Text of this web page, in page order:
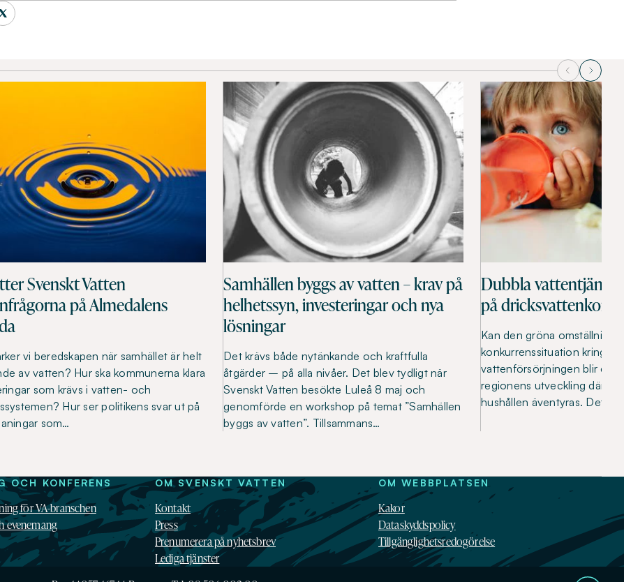
Svenskt Vatten
på Almedalens
vi beredskapen när samhället är helt
av vatten? Hur ska kommunerna klara
som krävs i vatten- och
Hur ser politikens svar ut på
som…
Samhällen byggs av vatten – krav på
helhetssyn, investeringar och nya
lösningar
Det krävs både nytänkande och kraftfulla
åtgärder – på alla nivåer. Det blev tydligt när
Svenskt Vatten besökte Luleå 8 maj och
genomförde en workshop på temat ”Samhällen
byggs av vatten”. Tillsammans…
Dubbla
på
Kan den gröna
konkurrenssituation kring
vattenförsörjningen blir en
regionens utveckling där
hushållen äventyras. Det
OCH KONFERENS
för VA-branschen
evenemang
OM SVENSKT VATTEN
Kontakt
Press
Prenumerera på nyhetsbrev
Lediga tjänster
OM WEBBPLATSEN
Kakor
Dataskyddspolicy
Tillgänglighetsredogörelse